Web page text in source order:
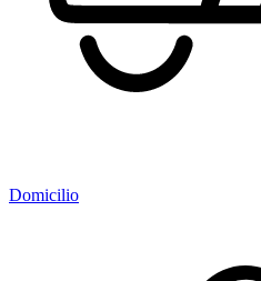
Domicilio